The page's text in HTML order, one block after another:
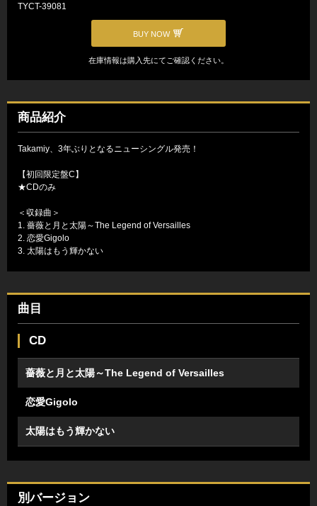
TYCT-39081
BUY NOW
在庫情報は購入先にてご確認ください。
商品紹介
Takamiy、3年ぶりとなるニューシングル発売！
【初回限定盤C】
★CDのみ
＜収録曲＞
1. 薔薇と月と太陽～The Legend of Versailles
2. 恋愛Gigolo
3. 太陽はもう輝かない
曲目
CD
薔薇と月と太陽～The Legend of Versailles
恋愛Gigolo
太陽はもう輝かない
別バージョン